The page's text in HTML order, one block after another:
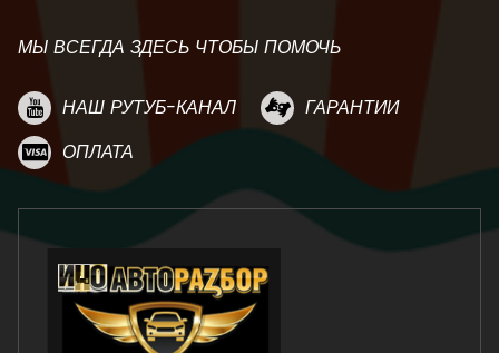
МЫ ВСЕГДА ЗДЕСЬ ЧТОБЫ ПОМОЧЬ
НАШ РУТУБ-КАНАЛ
ГАРАНТИИ
ОПЛАТА